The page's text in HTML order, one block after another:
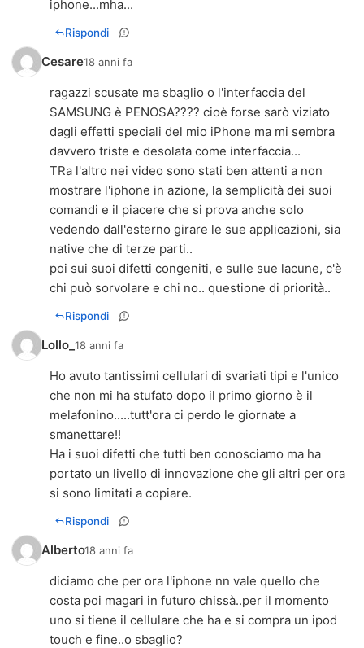
iphone...mha...
Rispondi
Cesare18 anni fa
ragazzi scusate ma sbaglio o l'interfaccia del
SAMSUNG è PENOSA???? cioè forse sarò viziato
dagli effetti speciali del mio iPhone ma mi sembra
davvero triste e desolata come interfaccia...
TRa l'altro nei video sono stati ben attenti a non
mostrare l'iphone in azione, la semplicità dei suoi
comandi e il piacere che si prova anche solo
vedendo dall'esterno girare le sue applicazioni, sia
native che di terze parti..
poi sui suoi difetti congeniti, e sulle sue lacune, c'è
chi può sorvolare e chi no.. questione di priorità..
Rispondi
Lollo_ 18 anni fa
Ho avuto tantissimi cellulari di svariati tipi e l'unico
che non mi ha stufato dopo il primo giorno è il
melafonino.....tutt'ora ci perdo le giornate a
smanettare!!
Ha i suoi difetti che tutti ben conosciamo ma ha
portato un livello di innovazione che gli altri per ora
si sono limitati a copiare.
Rispondi
Alberto18 anni fa
diciamo che per ora l'iphone nn vale quello che
costa poi magari in futuro chissà..per il momento
uno si tiene il cellulare che ha e si compra un ipod
touch e fine..o sbaglio?